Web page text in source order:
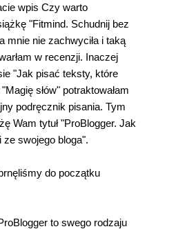
wpis Czy warto
"Fitmind. Schudnij bez
mnie nie zachwyciła i taką
w recenzji. Inaczej
"Jak pisać teksty, które
słów" potraktowałam
podręcznik pisania. Tym
Wam tytuł "ProBlogger. Jak
swojego bloga".
do początku
to swego rodzaju